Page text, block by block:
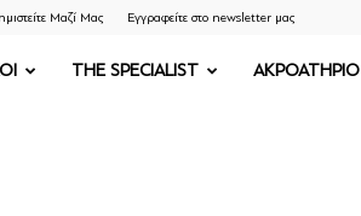
Μαζί Μας Εγγραφείτε στο newsletter μας
THE SPECIALIST ΑΚΡΟΑΤΗΡΙΟ